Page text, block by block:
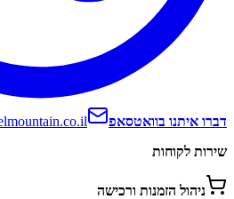
דברו איתנו בוואטסאפ
שירות לקוחות
ניהול הזמנות ורכישה